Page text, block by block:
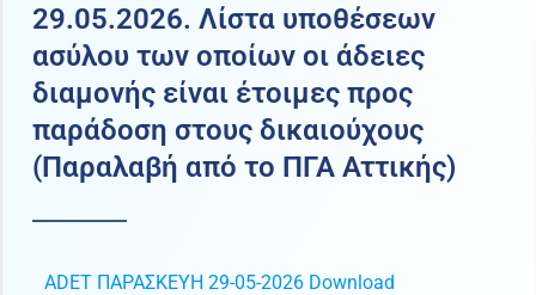
29.05.2026. Λίστα υποθέσεων
ασύλου των οποίων οι άδειες
διαμονής είναι έτοιμες προς
παράδοση στους δικαιούχους
(Παραλαβή από το ΠΓΑ Αττικής)
ADET ΠΑΡΑΣΚΕΥΗ 29-05-2026 Download